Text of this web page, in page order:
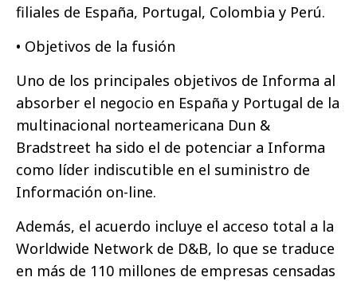
filiales de España, Portugal, Colombia y Perú.
• Objetivos de la fusión
Uno de los principales objetivos de Informa al
absorber el negocio en España y Portugal de la
multinacional norteamericana Dun &
Bradstreet ha sido el de potenciar a Informa
como líder indiscutible en el suministro de
Información on-line.
Además, el acuerdo incluye el acceso total a la
Worldwide Network de D&B, lo que se traduce
en más de 110 millones de empresas censadas